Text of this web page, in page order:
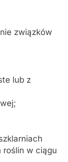
związków
lub z
roślin w ciągu